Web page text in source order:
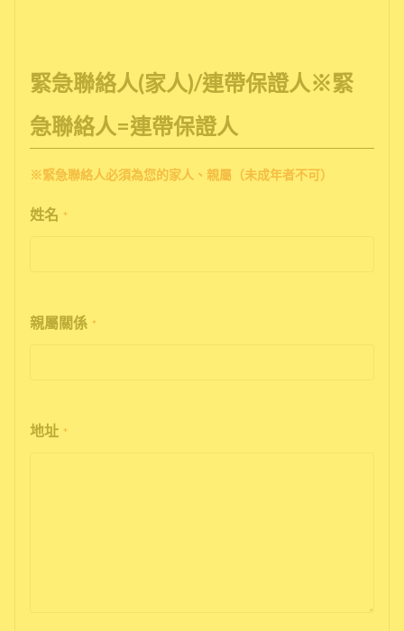
緊急聯絡人(家人)/連帶保證人※緊
急聯絡人=連帶保證人
※緊急聯絡人必須為您的家人、親屬（未成年者不可）
姓名 *
親屬關係 *
地址 *